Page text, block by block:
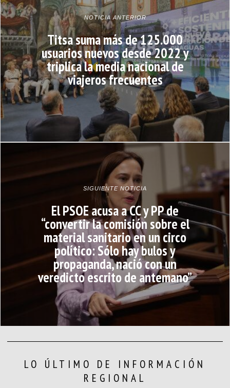
NOTICIA ANTERIOR
Titsa suma más de 125.000
usuarios nuevos desde 2022 y
triplica la media nacional de
viajeros frecuentes
SIGUIENTE NOTICIA
El PSOE acusa a CC y PP de
“convertir la comisión sobre el
material sanitario en un circo
político: Sólo hay bulos y
propaganda, nació con un
veredicto escrito de antemano”
LO ÚLTIMO DE INFORMACIÓN
REGIONAL